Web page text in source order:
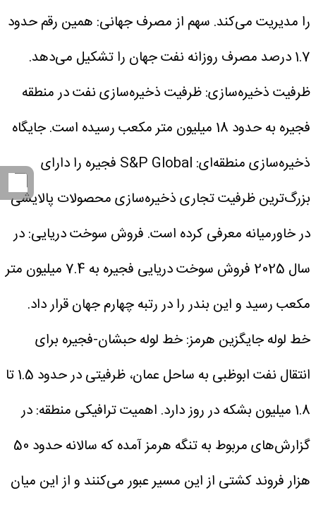
را مدیریت می‌کند. سهم از مصرف جهانی: همین رقم حدود
1.7 درصد مصرف روزانه نفت جهان را تشکیل می‌دهد.
ظرفیت ذخیره‌سازی: ظرفیت ذخیره‌سازی نفت در منطقه
فجیره به حدود 18 میلیون متر مکعب رسیده است.
جایگاه
ذخیره‌سازی منطقه‌ای: S&P Global فجیره را دارای
بزرگ‌ترین ظرفیت تجاری ذخیره‌سازی محصولات پالایشی
در خاورمیانه معرفی کرده است. فروش سوخت دریایی: در
سال 2025 فروش سوخت دریایی فجیره به 7.4 میلیون متر
مکعب رسید و این بندر را در رتبه چهارم جهان قرار داد.
خط لوله جایگزین هرمز: خط لوله حبشان-فجیره برای
انتقال نفت ابوظبی به ساحل عمان، ظرفیتی در حدود 1.5 تا
1.8 میلیون بشکه در روز دارد.
اهمیت ترافیکی منطقه: در
گزارش‌های مربوط به تنگه هرمز آمده که سالانه حدود 50
هزار فروند کشتی از این مسیر عبور می‌کنند و از این میان